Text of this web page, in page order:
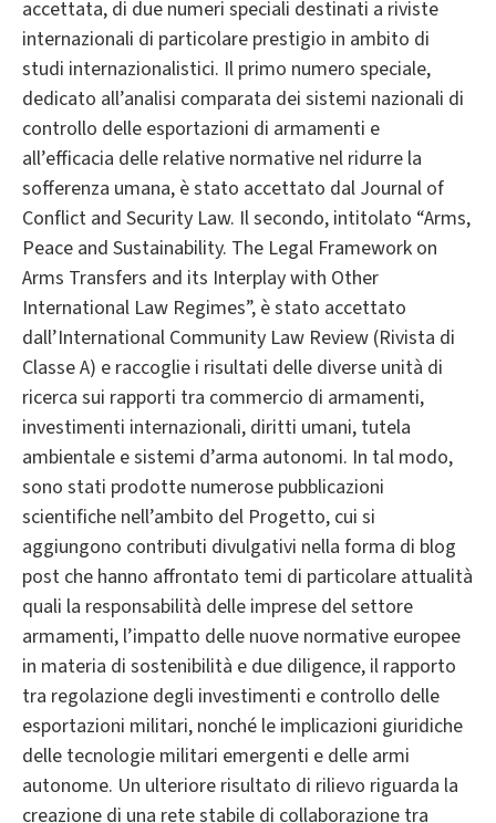
accettata, di due numeri speciali destinati a riviste
internazionali di particolare prestigio in ambito di
studi internazionalistici. Il primo numero speciale,
dedicato all’analisi comparata dei sistemi nazionali di
controllo delle esportazioni di armamenti e
all’efficacia delle relative normative nel ridurre la
sofferenza umana, è stato accettato dal Journal of
Conflict and Security Law. Il secondo, intitolato “Arms,
Peace and Sustainability. The Legal Framework on
Arms Transfers and its Interplay with Other
International Law Regimes”, è stato accettato
dall’International Community Law Review (Rivista di
Classe A) e raccoglie i risultati delle diverse unità di
ricerca sui rapporti tra commercio di armamenti,
investimenti internazionali, diritti umani, tutela
ambientale e sistemi d’arma autonomi. In tal modo,
sono stati prodotte numerose pubblicazioni
scientifiche nell’ambito del Progetto, cui si
aggiungono contributi divulgativi nella forma di blog
post che hanno affrontato temi di particolare attualità
quali la responsabilità delle imprese del settore
armamenti, l’impatto delle nuove normative europee
in materia di sostenibilità e due diligence, il rapporto
tra regolazione degli investimenti e controllo delle
esportazioni militari, nonché le implicazioni giuridiche
delle tecnologie militari emergenti e delle armi
autonome. Un ulteriore risultato di rilievo riguarda la
creazione di una rete stabile di collaborazione tra